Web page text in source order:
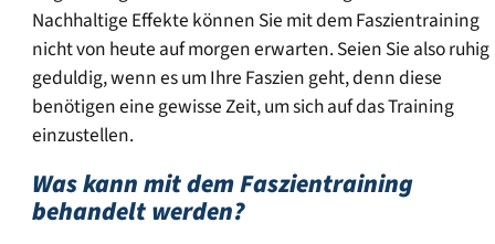
Nachhaltige Effekte können Sie mit dem Faszientraining
nicht von heute auf morgen erwarten. Seien Sie also ruhig
geduldig, wenn es um Ihre Faszien geht, denn diese
benötigen eine gewisse Zeit, um sich auf das Training
einzustellen.
Was kann mit dem Faszientraining
behandelt werden?